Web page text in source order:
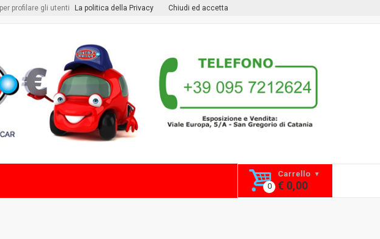
Carrello
€ 0,00
profilare gli utenti La politica della Privacy Chiudi ed accetta